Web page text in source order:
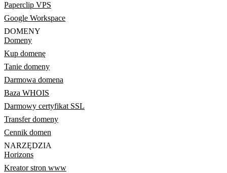
Paperclip VPS
Google Workspace
DOMENY
Domeny
Kup domenę
Tanie domeny
Darmowa domena
Baza WHOIS
Darmowy certyfikat SSL
Transfer domeny
Cennik domen
NARZĘDZIA
Horizons
Kreator stron www